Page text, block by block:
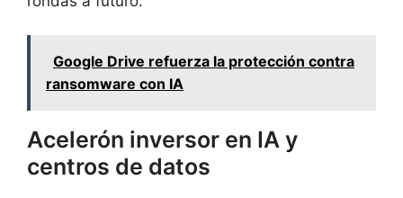
Google Drive refuerza la protección contra
ransomware con IA
Acelerón inversor en IA y
centros de datos